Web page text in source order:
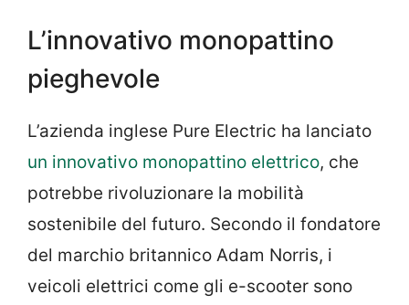
L’innovativo monopattino
pieghevole
L’azienda inglese Pure Electric ha lanciato
un innovativo monopattino elettrico, che
potrebbe rivoluzionare la mobilità
sostenibile del futuro. Secondo il fondatore
del marchio britannico Adam Norris, i
veicoli elettrici come gli e-scooter sono